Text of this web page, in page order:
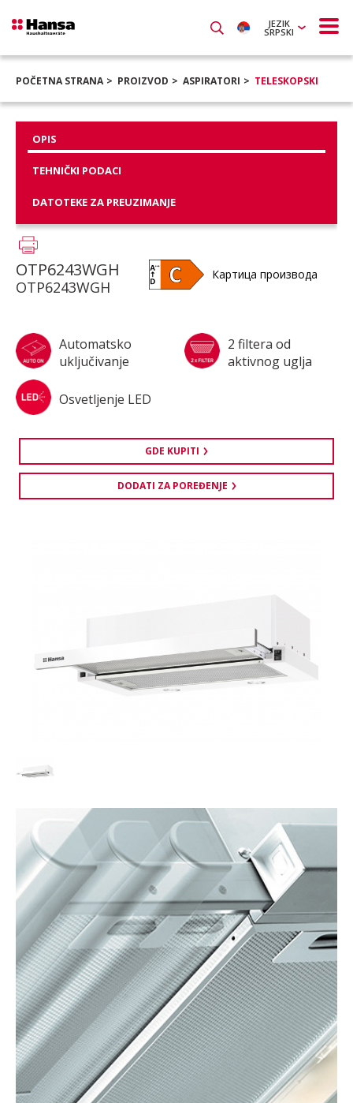
JEZIK
SRPSKI
POČETNA STRANA PROIZVOD ASPIRATORI TELESKOPSKI
OPIS
TEHNIČKI PODACI
DATOTEKE ZA PREUZIMANJE
OTP6243WGH
OTP6243WGH
Картица производа
Automatsko
uključivanje
2 filtera od
aktivnog uglja
Osvetljenje LED
GDE KUPITI
DODATI ZA POREĐENJE